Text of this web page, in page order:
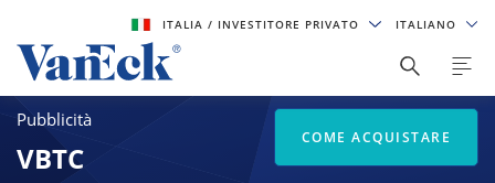
ITALIA/ INVESTITORE PRIVATO ITALIANO
Pubblicità
VBTC
COME ACQUISTARE